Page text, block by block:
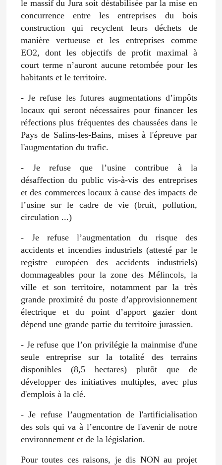
le massif du Jura soit déstabilisée par la mise en
concurrence entre les entreprises du bois
construction qui recyclent leurs déchets de
manière vertueuse et les entreprises comme
EO2, dont les objectifs de profit maximal à
court terme n’auront aucune retombée pour les
habitants et le territoire.
- Je refuse les futures augmentations d’impôts
locaux qui seront nécessaires pour financer les
réfections plus fréquentes des chaussées dans le
Pays de Salins-les-Bains, mises à l'épreuve par
l'augmentation du trafic.
- Je refuse que l’usine contribue à la
désaffection du public vis-à-vis des entreprises
et des commerces locaux à cause des impacts de
l’usine sur le cadre de vie (bruit, pollution,
circulation ...)
- Je refuse l’augmentation du risque des
accidents et incendies industriels (attesté par le
registre européen des accidents industriels)
dommageables pour la zone des Mélincols, la
ville et son territoire, notamment par la très
grande proximité du poste d’approvisionnement
électrique et du point d’apport gazier dont
dépend une grande partie du territoire jurassien.
- Je refuse que l’on privilégie la mainmise d'une
seule entreprise sur la totalité des terrains
disponibles (8,5 hectares) plutôt que de
développer des initiatives multiples, avec plus
d'emplois à la clé.
- Je refuse l’augmentation de l'artificialisation
des sols qui va à l’encontre de l'avenir de notre
environnement et de la législation.
Pour toutes ces raisons, je dis NON au projet